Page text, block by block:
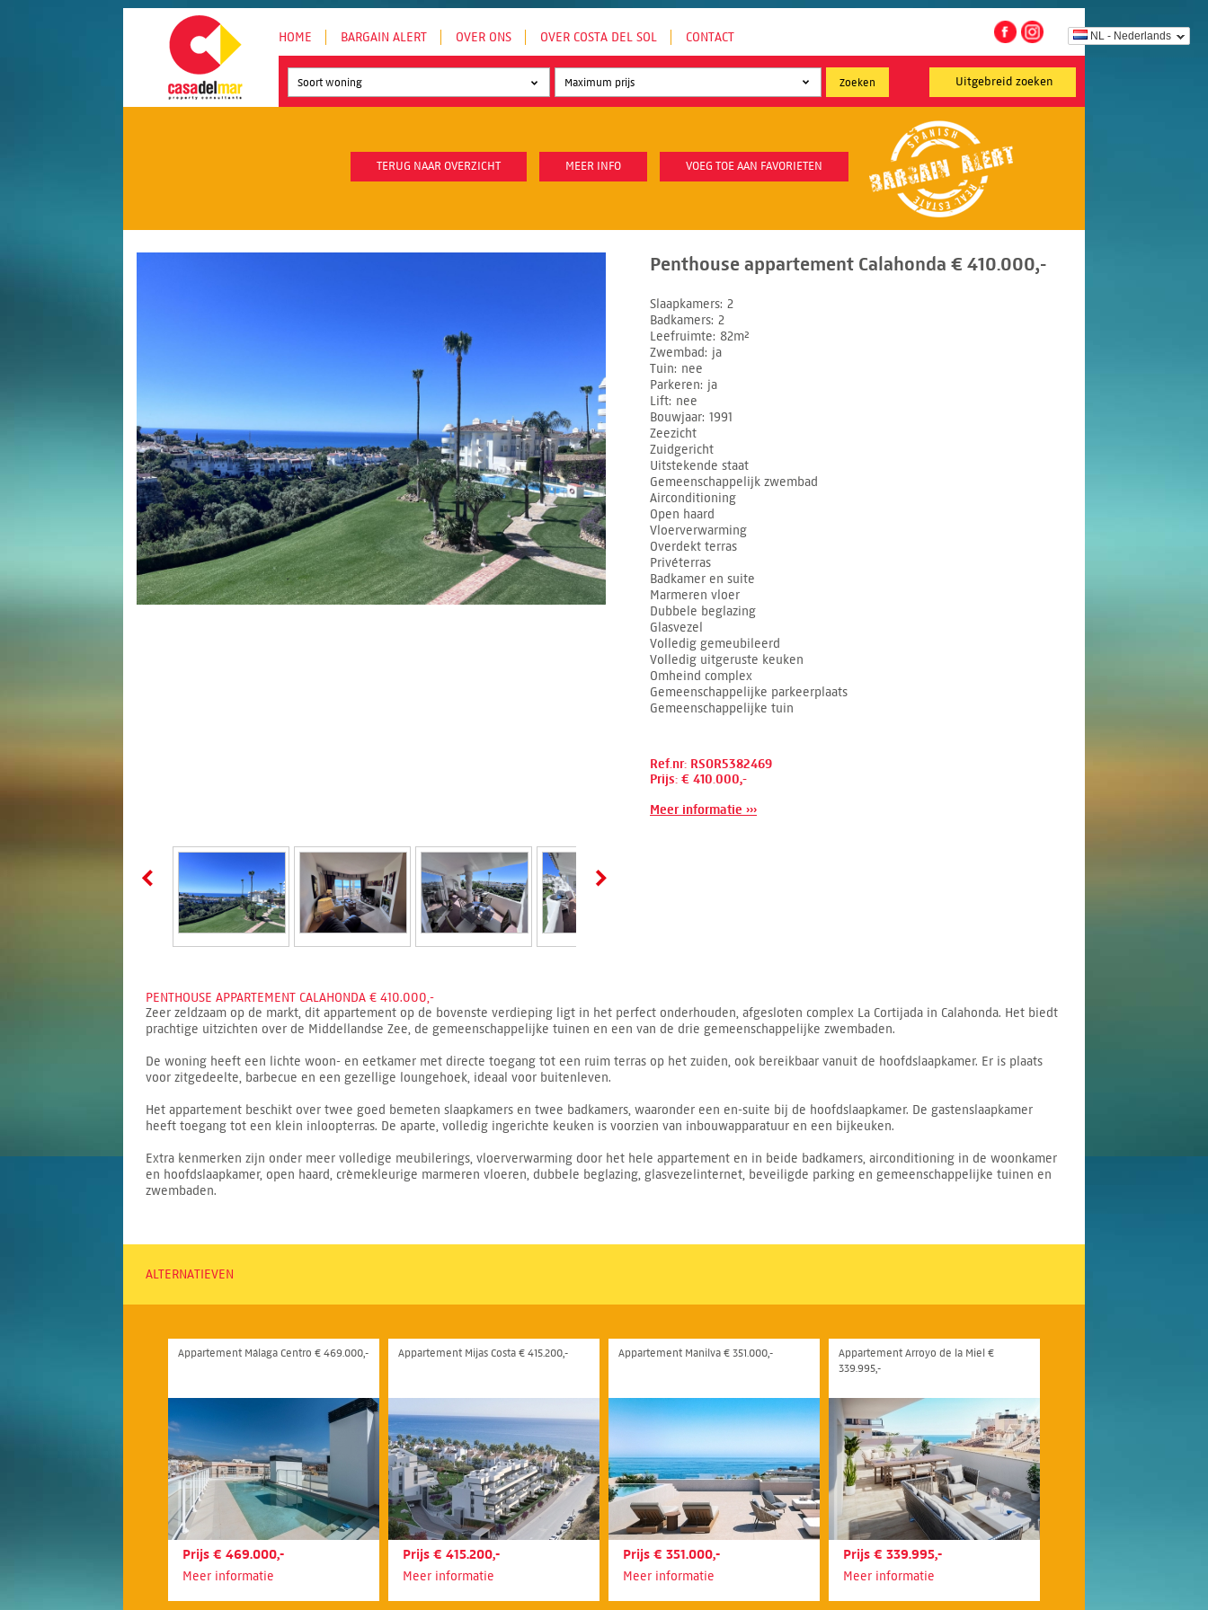
NL - Nederlands
HOME BARGAIN ALERT OVER ONS OVER COSTA DEL SOL CONTACT
Uitgebreid zoeken
Soort woning
TERUG NAAR OVERZICHT MEER INFO VOEG TOE AAN FAVORIETEN
Penthouse appartement Calahonda € 410.000,-
Slaapkamers 2
Badkamers 2
Leefruimte 82m²
Zwembad
ja
Tuin nee
Parkeren ja
Lift nee
Bouwjaar 1991
Zeezicht
Zuidgericht
Uitstekende staat
Gemeenschappelijk zwembad
Airconditioning
Open haard
Vloerverwarming
Overdekt terras
Privéterras
Badkamer en suite
Marmeren vloer
Dubbele beglazing
Glasvezel
Volledig gemeubileerd
Volledig uitgeruste keuken
Omheind complex
Gemeenschappelijke parkeerplaats
Gemeenschappelijke tuin
Ref.nr: RSOR5382469
Prijs: € 410.000,-
Meer informatie ›››
PENTHOUSE APPARTEMENT CALAHONDA € 410.000,-
Zeer zeldzaam op de markt, dit appartement op de bovenste verdieping ligt in het perfect onderhouden, afgesloten complex La Cortijada in Calahonda. Het biedt
prachtige uitzichten over de Middellandse Zee, de gemeenschappelijke tuinen en een van de drie gemeenschappelijke zwembaden.
De woning heeft een lichte woon- en eetkamer met directe toegang tot een ruim terras op het zuiden, ook bereikbaar vanuit de hoofdslaapkamer. Er is plaats
voor zitgedeelte, barbecue en een gezellige loungehoek, ideaal voor buitenleven.
Het appartement beschikt over twee goed bemeten slaapkamers en twee badkamers, waaronder een en-suite bij de hoofdslaapkamer. De gastenslaapkamer
heeft toegang tot een klein inloopterras. De aparte, volledig ingerichte keuken is voorzien van inbouwapparatuur en een bijkeuken.
Extra kenmerken zijn onder meer volledige meubilerings, vloerverwarming door het hele appartement en in beide badkamers, airconditioning in de woonkamer
en hoofdslaapkamer, open haard, crèmekleurige marmeren vloeren, dubbele beglazing, glasvezelinternet, beveiligde parking en gemeenschappelijke tuinen en
zwembaden.
ALTERNATIEVEN
Appartement Málaga Centro € 469.000,-
Prijs € 469.000,-
Meer informatie
Appartement Mijas Costa € 415.200,-
Prijs € 415.200,-
Meer informatie
Appartement Manilva € 351.000,-
Prijs € 351.000,-
Meer informatie
Appartement Arroyo de la Miel €
339.995,-
Prijs € 339.995,-
Meer informatie